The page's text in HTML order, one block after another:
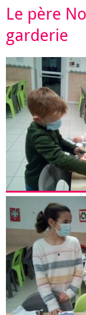
Le père
garderie